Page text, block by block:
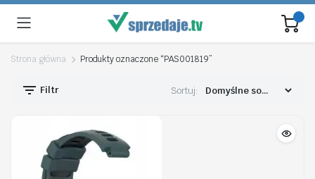
Strona główna Produkty oznaczone “PAS001819”
Filtr Sortuj: